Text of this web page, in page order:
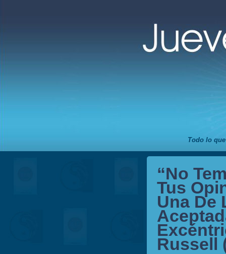
Todo lo
“No
Tus
Una De
Russell